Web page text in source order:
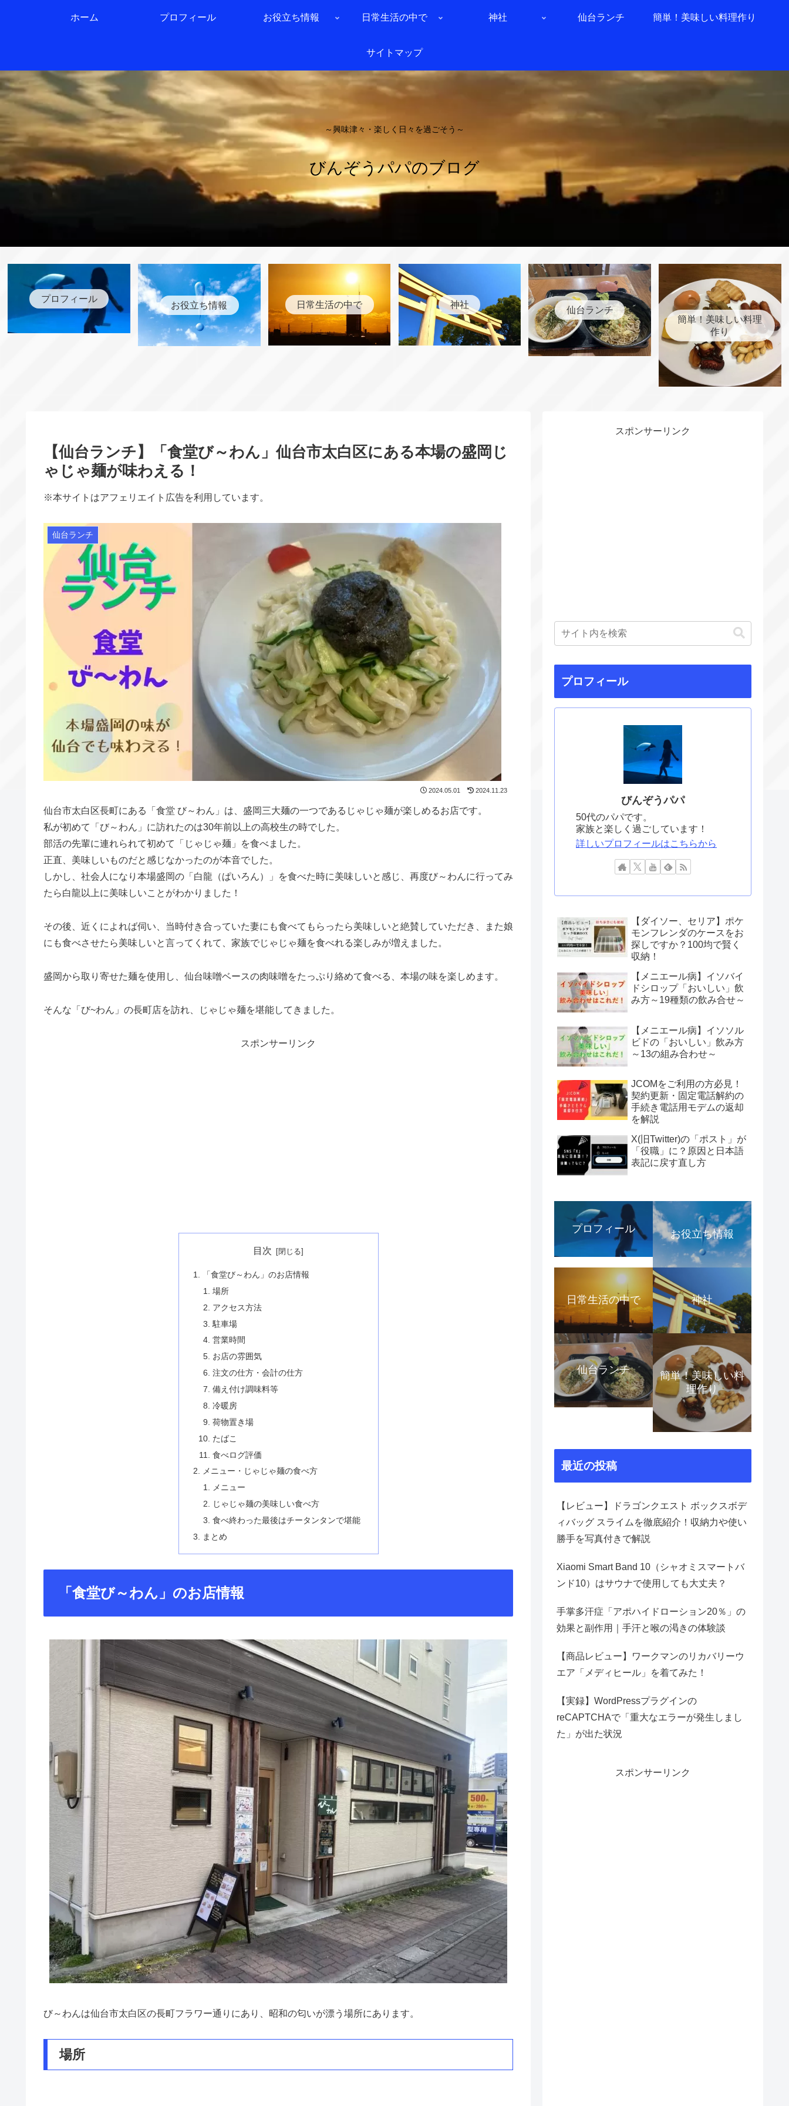
～興味津々・楽しく日々を過ごそう～
びんぞうパパのブログ
ホーム プロフィール お役立ち情報 日常生活の中で 神社 仙台ランチ 簡単！美味しい料理作り
サイトマップ
プロフィール
お役立ち情報 日常生活の中で 神社
仙台ランチ
簡単！美味しい料理
作り
【仙台ランチ】「食堂び～わん」仙台市太白区にある本場の盛岡じ
ゃじゃ麺が味わえる！
※本サイトはアフェリエイト広告を利用しています。
仙台ランチ
2024.05.01 2024.11.23
仙台市太白区長町にある「食堂 び～わん」は、盛岡三大麺の一つであるじゃじゃ麺が楽しめるお店です。
私が初めて「び～わん」に訪れたのは30年前以上の高校生の時でした。
部活の先輩に連れられて初めて「じゃじゃ麺」を食べました。
正直、美味しいものだと感じなかったのが本音でした。
しかし、社会人になり本場盛岡の「白龍（ぱいろん）」を食べた時に美味しいと感じ、再度び～わんに行ってみ
たら白龍以上に美味しいことがわかりました！
その後、近くによれば伺い、当時付き合っていた妻にも食べてもらったら美味しいと絶賛していただき、また娘
にも食べさせたら美味しいと言ってくれて、家族でじゃじゃ麺を食べれる楽しみが増えました。
盛岡から取り寄せた麺を使用し、仙台味噌ベースの肉味噌をたっぷり絡めて食べる、本場の味を楽しめます。
そんな「び~わん」の長町店を訪れ、じゃじゃ麺を堪能してきました。
スポンサーリンク
目次
「食堂び～わん」のお店情報
場所
アクセス方法
駐車場
営業時間
お店の雰囲気
注文の仕方・会計の仕方
備え付け調味料等
冷暖房
荷物置き場
たばこ
食べログ評価
メニュー・じゃじゃ麺の食べ方
メニュー
じゃじゃ麺の美味しい食べ方
食べ終わった最後はチータンタンで堪能
まとめ
「食堂び～わん」のお店情報
び～わんは仙台市太白区の長町フラワー通りにあり、昭和の匂いが漂う場所にあります。
場所
スポンサーリンク
プロフィール
びんぞうパパ
50代のパパです。
家族と楽しく過ごしています！
詳しいプロフィールはこちらから
【ダイソー、セリア】ポケ
モンフレンダのケースをお
探しですか？100均で賢く
収納！
【メニエール病】イソバイ
ドシロップ「おいしい」飲
み方～19種類の飲み合せ～
【メニエール病】イソソル
ビドの「おいしい」飲み方
～13の組み合わせ～
JCOMをご利用の方必見！
契約更新・固定電話解約の
手続き電話用モデムの返却
を解説
X(旧Twitter)の「ポスト」が
「役職」に？原因と日本語
表記に戻す直し方
プロフィール お役立ち情報
日常生活の中で 神社
仙台ランチ
簡単！美味しい料
理作り
最近の投稿
【レビュー】ドラゴンクエスト ボックスボデ
ィバッグ スライムを徹底紹介！収納力や使い
勝手を写真付きで解説
Xiaomi Smart Band 10（シャオミスマートバ
ンド10）はサウナで使用しても大丈夫？
手掌多汗症「アポハイドローション20％」の
効果と副作用｜手汗と喉の渇きの体験談
【商品レビュー】ワークマンのリカバリーウ
エア「メディヒール」を着てみた！
【実録】WordPressプラグインの
reCAPTCHAで「重大なエラーが発生しまし
た」が出た状況
スポンサーリンク